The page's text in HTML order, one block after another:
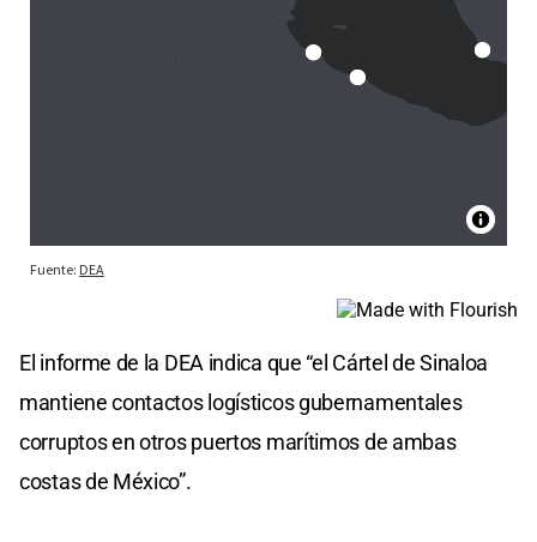
El informe de la DEA indica que “el Cártel de Sinaloa
mantiene contactos logísticos gubernamentales
corruptos en otros puertos marítimos de ambas
costas de México”.